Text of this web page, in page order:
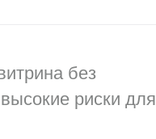
без
риски для